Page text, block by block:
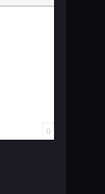
0